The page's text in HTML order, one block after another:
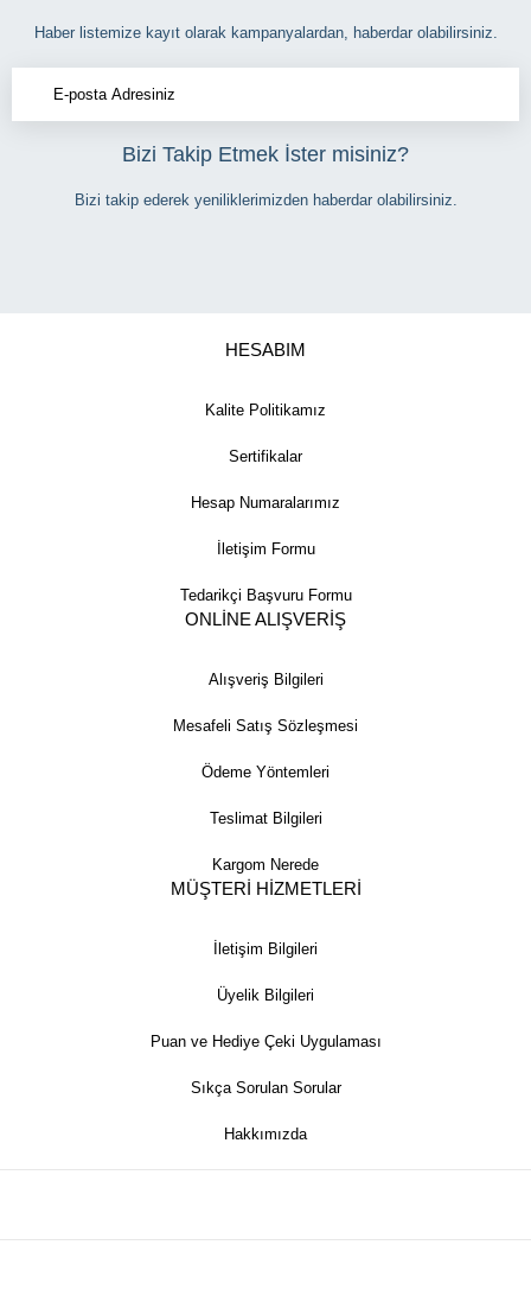
Haber listemize kayıt olarak kampanyalardan, haberdar olabilirsiniz.
Bizi Takip Etmek İster misiniz?
Bizi takip ederek yeniliklerimizden haberdar olabilirsiniz.
HESABIM
Kalite Politikamız
Sertifikalar
Hesap Numaralarımız
İletişim Formu
Tedarikçi Başvuru Formu
ONLİNE ALIŞVERİŞ
Alışveriş Bilgileri
Mesafeli Satış Sözleşmesi
Ödeme Yöntemleri
Teslimat Bilgileri
Kargom Nerede
MÜŞTERİ HİZMETLERİ
İletişim Bilgileri
Üyelik Bilgileri
Puan ve Hediye Çeki Uygulaması
Sıkça Sorulan Sorular
Hakkımızda